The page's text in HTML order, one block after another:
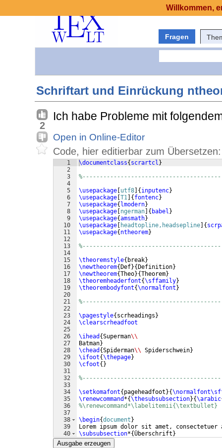
Fragen
Schriftart und Einrückung
2
Ich habe Probleme mit
Open in Online-Editor
Code, hier editierbar zum Übersetzen:
1
2
3
4
5
6
7
8
9
10
11
12
13
14
15
16
17
18
19
20
21
22
23
24
25
26
27
28
29
30
31
32
33
34
35
36
37
38
39
40
41
\documentclass{ scrartcl }
\usepackage utf8 { inputenc}
\usepackage T1 { fontenc}
\usepackage{ lmodern}
\usepackage ngerman { babel }
\usepackage{amsmath}
\usepackage
headtopline,headsepline {
\usepackage{ ntheorem}
\theoremstyle{ break}
\newtheorem{ Def}{ Definition}
\newtheorem{Theo}{Theorem}
\theoremheaderfont{\sffamily}
\theorembodyfont{\normalfont }
\pagestyle{ scrheadings }
\clearscrheadfoot
\ihead {Superman\\
Batman}
\chead {Spiderman\\ Spiderschwein}
\ifoot{\thepage}
\cfoot{ }
\setkomafont{ pageheadfoot }{
\renewcommand *{\thesubsubsection}{\arabic
%\renewcommand*\labelitemii{\textbullet}
\begin{document }
Lorem ipsum dolor sit amet,
\subsubsection*{Überschrift }
Diese Überschriften sind so, wie ich es
Ausgabe erzeugen
Willkommen,